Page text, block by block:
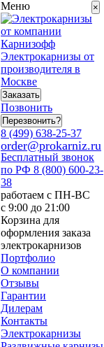
Меню
Электрокарнизы от
производителя в
Москве
Заказать
Позвонить
Перезвонить?
8 (499) 638-25-37
order@prokarniz.ru
Бесплатный звонок
по РФ 8 (800) 600-23-
38
работаем с ПН-ВС
с 9:00 до 21:00
Корзина для
оформления заказа
электрокарнизов
Портфолио
О компании
Отзывы
Гарантии
Дилерам
Контакты
Электрокарнизы
×